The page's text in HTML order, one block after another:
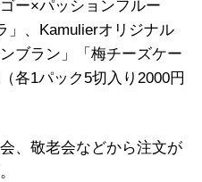
ー×パッションフルー
」、Kamulierオリジナル
ブラン」「梅チーズケー
各1パック5切入り2000円
、敬老会などから注文が